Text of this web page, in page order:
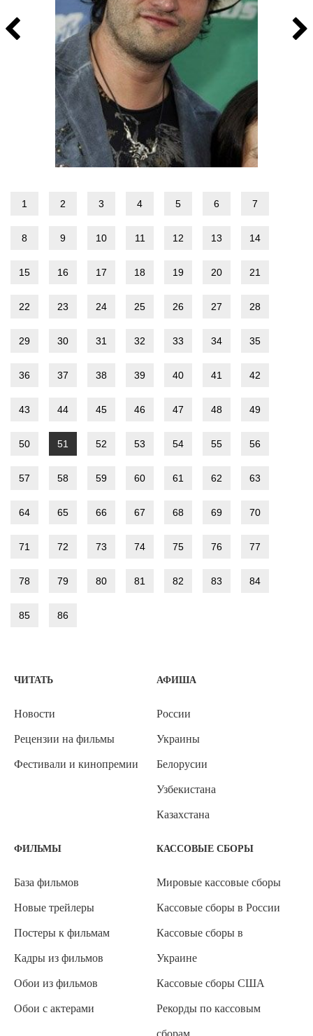
1 2 3 4 5 6 7
8 9 10 11 12 13 14
15 16 17 18 19 20 21
22 23 24 25 26 27 28
29 30 31 32 33 34 35
36 37 38 39 40 41 42
43 44 45 46 47 48 49
50 51 52 53 54 55 56
57 58 59 60 61 62 63
64 65 66 67 68 69 70
71 72 73 74 75 76 77
78 79 80 81 82 83 84
85 86
ЧИТАТЬ
Новости
Рецензии на фильмы
Фестивали и кинопремии
АФИША
России
Украины
Белорусии
Узбекистана
Казахстана
ФИЛЬМЫ
База фильмов
Новые трейлеры
Постеры к фильмам
Кадры из фильмов
Обои из фильмов
Обои с актерами
КАССОВЫЕ СБОРЫ
Мировые кассовые сборы
Кассовые сборы в России
Кассовые сборы в
Украине
Кассовые сборы США
Рекорды по кассовым
сборам